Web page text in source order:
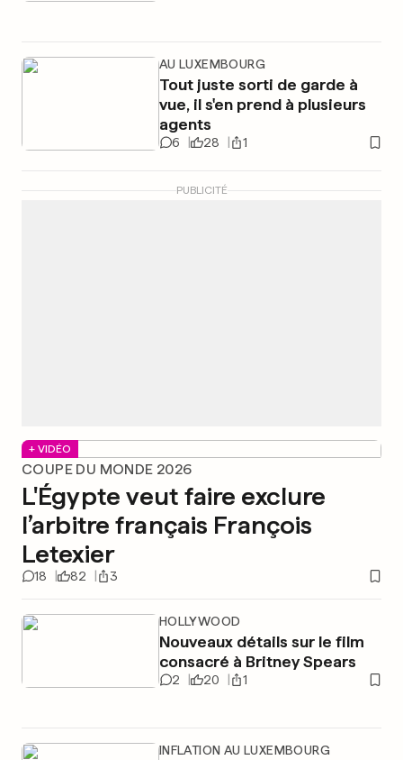
AU LUXEMBOURG
Tout juste sorti de garde à
vue, il s'en prend à plusieurs
agents
6 28 1
PUBLICITÉ
+ VIDÉO
COUPE DU MONDE 2026
L'Égypte veut faire exclure
l’arbitre français François
Letexier
18 82 3
HOLLYWOOD
Nouveaux détails sur le film
consacré à Britney Spears
2 20 1
INFLATION AU LUXEMBOURG